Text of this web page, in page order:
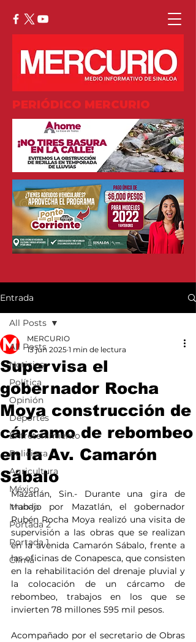
PERIÓDICO MERCURIO
Entrada
All Posts
Noticias
Política
Opinión
Deportes
Entretenimiento
Policiaca
Agricultura
México
Mundo
Portada 2
Portada 1
Clima
All Posts
Supervisa el
gobernador Rocha
Moya construcción de
cárcamo de rebombeo
en la Av. Camarón
Sábalo
MERCURIO
13 jun 2025 1 min de lectura
Mazatlán, Sin.- Durante una gira de
trabajo por Mazatlán, el gobernador
Rubén Rocha Moya realizó una visita de
supervisión a las obras que se realizan
en la avenida Camarón Sábalo, frente a
las oficinas de Conapesca, que consisten
en la rehabilitación del drenaje pluvial y
la colocación de un cárcamo de
rebombeo, trabajos en los que se
invierten 78 millones 595 mil pesos.
Acompañado por el secretario de Obras